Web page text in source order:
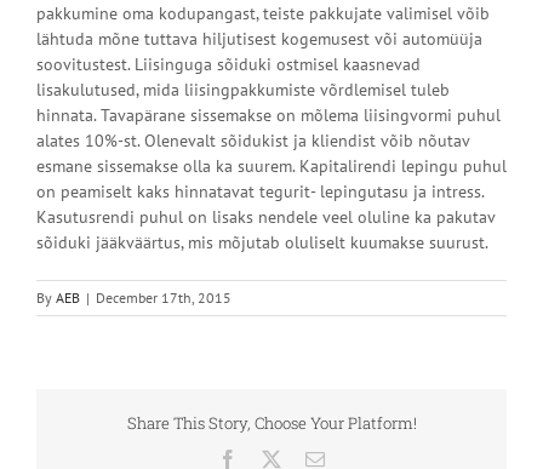
pakkumine oma kodupangast, teiste pakkujate valimisel võib
lähtuda mõne tuttava hiljutisest kogemusest või automüüja
soovitustest. Liisinguga sõiduki ostmisel kaasnevad
lisakulutused, mida liisingpakkumiste võrdlemisel tuleb
hinnata. Tavapärane sissemakse on mõlema liisingvormi puhul
alates 10%-st. Olenevalt sõidukist ja kliendist võib nõutav
esmane sissemakse olla ka suurem. Kapitalirendi lepingu puhul
on peamiselt kaks hinnatavat tegurit- lepingutasu ja intress.
Kasutusrendi puhul on lisaks nendele veel oluline ka pakutav
sõiduki jääkväärtus, mis mõjutab oluliselt kuumakse suurust.
By AEB | December 17th, 2015
Share This Story, Choose Your Platform!
Facebook Email